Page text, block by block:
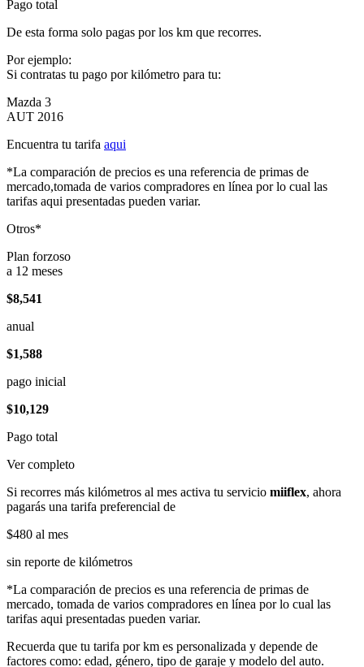
Pago total
De esta forma solo pagas por los km que recorres.
Por ejemplo:
Si contratas tu pago por kilómetro para tu:
Mazda 3
AUT 2016
Encuentra tu tarifa aqui
*La comparación de precios es una referencia de primas de
mercado,tomada de varios compradores en línea por lo cual las
tarifas aqui presentadas pueden variar.
Otros*
Plan forzoso
a 12 meses
$8,541
anual
$1,588
pago inicial
$10,129
Pago total
Ver completo
Si recorres más kilómetros al mes activa tu servicio miiflex, ahora
pagarás una tarifa preferencial de
$480 al mes
sin reporte de kilómetros
*La comparación de precios es una referencia de primas de
mercado, tomada de varios compradores en línea por lo cual las
tarifas aqui presentadas pueden variar.
Recuerda que tu tarifa por km es personalizada y depende de
factores como: edad, género, tipo de garaje y modelo del auto.